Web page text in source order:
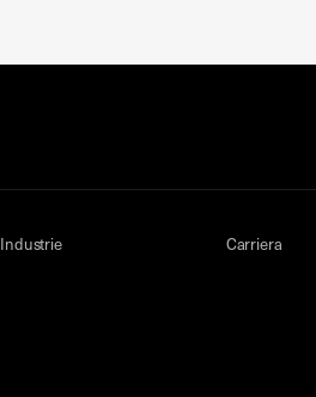
Industrie Carriera